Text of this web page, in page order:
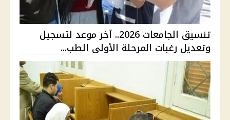
تنسيق الجامعات 2026.. آخر موعد لتسجيل
وتعديل رغبات المرحلة الأولى الطب...